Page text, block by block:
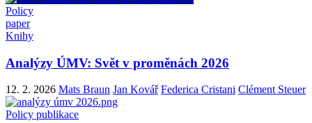
Policy
paper
Knihy
Analýzy ÚMV: Svět v proměnách 2026
12. 2. 2026 Mats Braun Jan Kovář Federica Cristani Clément Steuer
Policy publikace